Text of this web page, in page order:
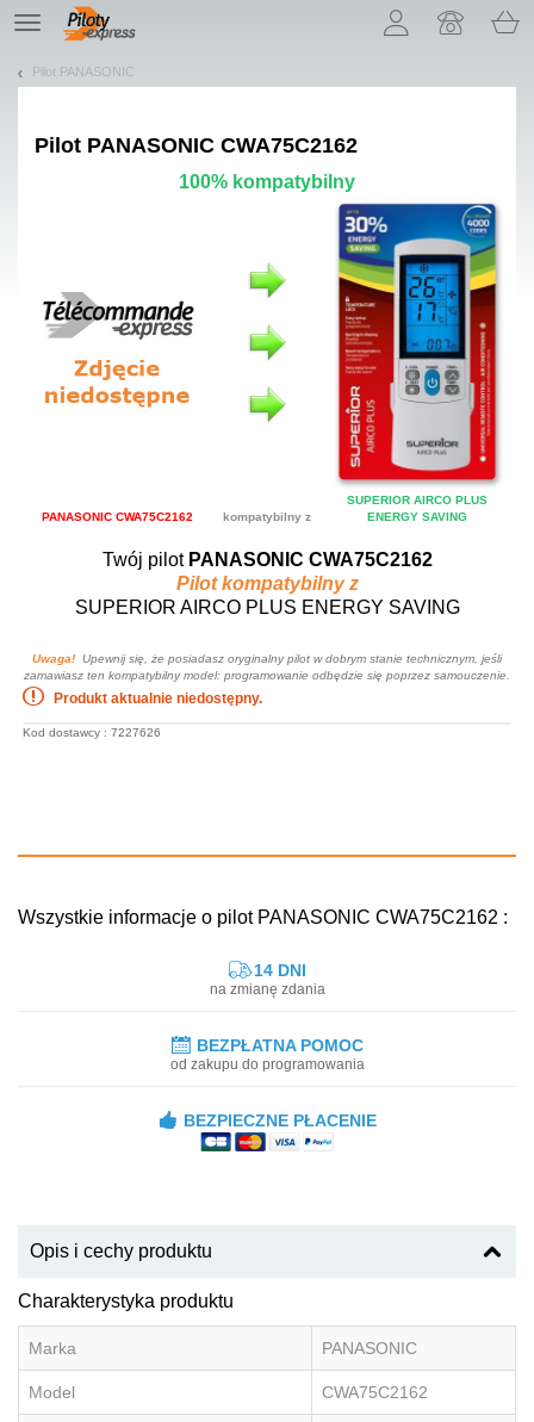
TE
navigation
Pilot PANASONIC
Pilot PANASONIC CWA75C2162
100% kompatybilny
PANASONIC CWA75C2162 kompatybilny z
SUPERIOR AIRCO PLUS
ENERGY SAVING
Twój pilot PANASONIC CWA75C2162
Pilot kompatybilny z
SUPERIOR AIRCO PLUS ENERGY SAVING
Uwaga! Upewnij się, że posiadasz oryginalny pilot w dobrym stanie technicznym, jeśli
zamawiasz ten kompatybilny model: programowanie odbędzie się poprzez samouczenie.
Produkt aktualnie niedostępny.
Kod dostawcy : 7227626
Wszystkie informacje o pilot PANASONIC CWA75C2162 :
14 DNI
na zmianę zdania
BEZPŁATNA POMOC
od zakupu do programowania
BEZPIECZNE PŁACENIE
Opis i cechy produktu
Charakterystyka produktu
Marka PANASONIC
Model CWA75C2162
Pozwól, że przedstawimy nasze ciasteczka!